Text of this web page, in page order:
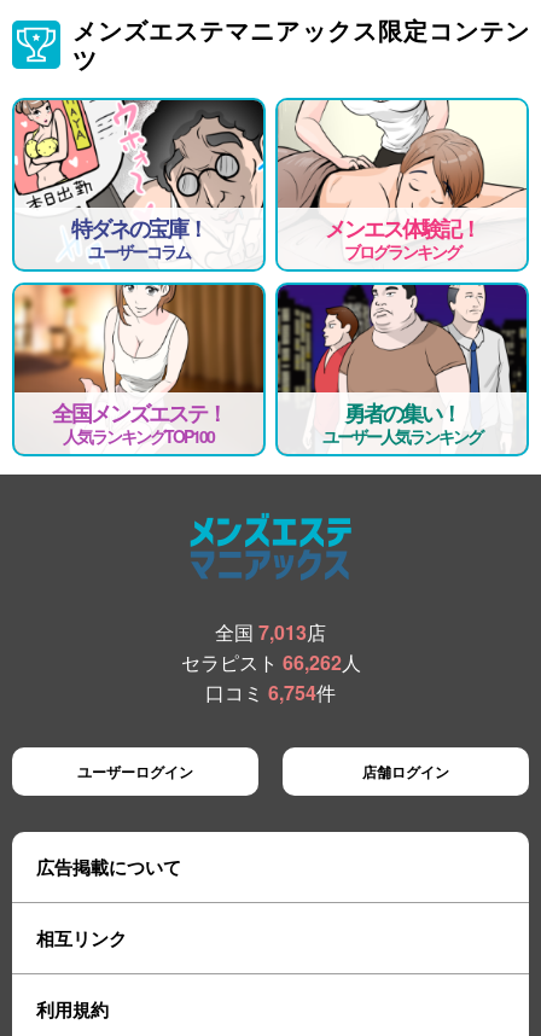
メンズエステマニアックス限定コンテン
ツ
特ダネの宝庫！
ユーザーコラム
メンエス体験記！
ブログランキング
全国メンズエステ！
人気ランキングTOP100
勇者の集い！
ユーザー人気ランキング
全国 7,013店
セラピスト 66,262人
口コミ 6,754件
ユーザーログイン 店舗ログイン
広告掲載について
相互リンク
利用規約